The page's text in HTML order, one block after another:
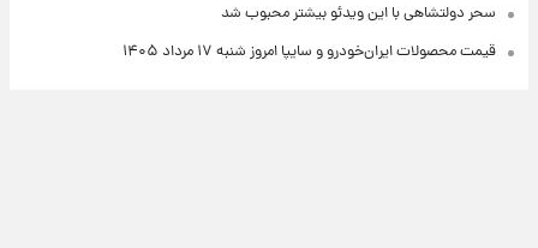
سحر دولتشاهی با این ویدئو بیشتر محبوب شد
قیمت محصولات ایران‌خودرو و سایپا امروز شنبه ۱۷ مرداد ۱۴۰۵